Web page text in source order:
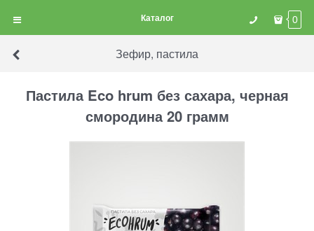
Каталог 0
Зефир, пастила
Пастила Eco hrum без сахара, черная
смородина 20 грамм